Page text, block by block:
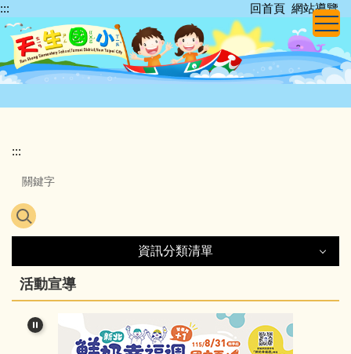
跳
到
主
要
內
::: 回首頁 網站導覽
:::
資訊分類清單
行政單位
天生簡介
活動宣導